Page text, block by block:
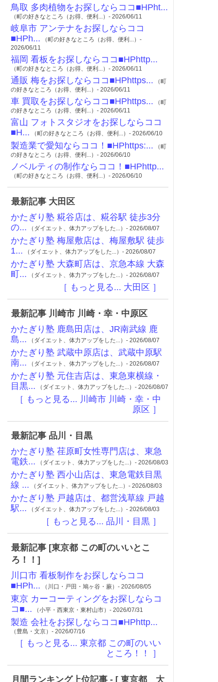
鳥取 多肉植物をお探しならココ■HPht...
（町の好きなところ（お得、便利...）- 2026/06/11
岐阜市 アンテナをお探しならココ
■HPh... （町の好きなところ（お得、便利...）-
2026/06/11
福岡 看板をお探しならココ■HPhttp...
（町の好きなところ（お得、便利...）- 2026/06/11
通販 梅をお探しならココ■HPhttps... （町
の好きなところ（お得、便利...）- 2026/06/11
車 買取をお探しならココ■HPhttps... （町
の好きなところ（お得、便利...）- 2026/06/11
富山 フォトスタジオをお探しならココ
■H... （町の好きなところ（お得、便利...）- 2026/06/10
製造業で愛知ならココ！■HPhttps:... （町
の好きなところ（お得、便利...）- 2026/06/10
ノベルティの制作ならココ！■HPhttp...
（町の好きなところ（お得、便利...）- 2026/06/10
最新記事 大田区
かたぎり塾 糀谷店は、糀谷駅 徒歩3分
の... （ダイエット、体力アップをした...）- 2026/08/07
かたぎり塾 梅屋敷店は、梅屋敷駅 徒歩
1... （ダイエット、体力アップをした...）- 2026/08/07
かたぎり塾 大森町店は、京急本線 大森
町... （ダイエット、体力アップをした...）- 2026/08/07
［ もっと見る... 大田区 ］
最新記事 川崎市 川崎・幸・中原区
かたぎり塾 鹿島田店は、JR南武線 鹿
島... （ダイエット、体力アップをした...）- 2026/08/07
かたぎり塾 武蔵中原店は、武蔵中原駅
南... （ダイエット、体力アップをした...）- 2026/08/07
かたぎり塾 元住吉店は、東急東横線・
目黒... （ダイエット、体力アップをした...）- 2026/08/07
［ もっと見る... 川崎市 川崎・幸・中
原区 ］
最新記事 品川・目黒
かたぎり塾 荏原町女性専門店は、東急
電鉄... （ダイエット、体力アップをした...）- 2026/08/03
かたぎり塾 西小山店は、東急電鉄目黒
線 ... （ダイエット、体力アップをした...）- 2026/08/03
かたぎり塾 戸越店は、都営浅草線 戸越
駅... （ダイエット、体力アップをした...）- 2026/08/03
［ もっと見る... 品川・目黒 ］
最新記事 [東京都 この町のいいとこ
ろ！！]
川口市 看板制作をお探しならココ
■HPh... （川口・戸田・鳩ヶ谷・蕨）- 2026/08/05
東京 カーコーティングをお探しならコ
コ■... （小平・西東京・東村山市）- 2026/07/31
製造 会社をお探しならココ■HPhttp...
（豊島・文京）- 2026/07/16
［ もっと見る... 東京都 この町のいい
ところ！！ ］
月間ランキング上位記事 - [ 東京都 大